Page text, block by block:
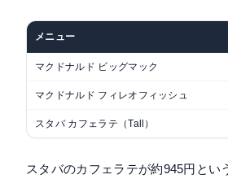
メニュー
マクドナルド ビッグマック
マクドナルド フィレオフィッシュ
スタバ カフェラテ（Tall）
スタバのカフェラテが約945円とい